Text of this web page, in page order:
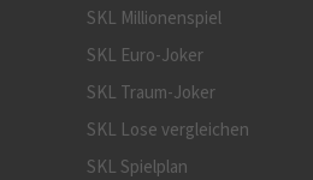
SKL Millionenspiel
SKL Euro-Joker
SKL Traum-Joker
SKL Lose vergleichen
SKL Spielplan